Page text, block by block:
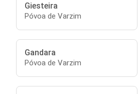
Giesteira
Póvoa de Varzim
Gandara
Póvoa de Varzim